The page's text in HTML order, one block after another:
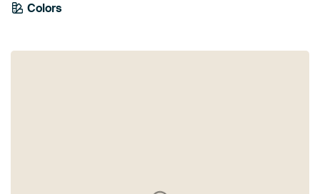
Colors
Brown